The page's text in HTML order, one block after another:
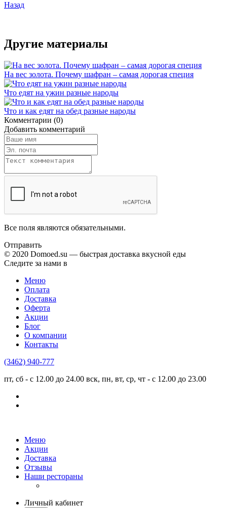
Назад
Другие материалы
На вес золота. Почему шафран – самая дорогая специя
Что едят на ужин разные народы
Что и как едят на обед разные народы
Комментарии (0)
Добавить комментарий
Все поля являются обязательными.
Отправить
© 2020 Domoed.su — быстрая доставка вкусной еды
Следите за нами в
Меню
Оплата
Доставка
Оферта
Акции
Блог
О компании
Контакты
(3462) 940-777
пт, сб - с 12.00 до 24.00 вск, пн, вт, ср, чт - с 12.00 до 23.00
Меню
Акции
Доставка
Отзывы
Наши рестораны
Личный кабинет